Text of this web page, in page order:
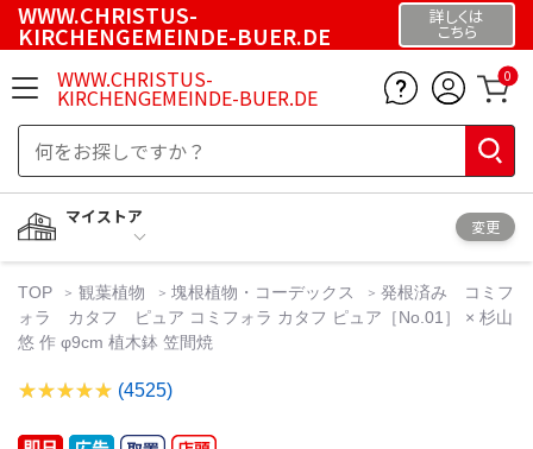
WWW.CHRISTUS-
KIRCHENGEMEINDE-BUER.DE
詳しくは
こちら
WWW.CHRISTUS-
KIRCHENGEMEINDE-BUER.DE
0
マイストア
変更
TOP 観葉植物 塊根植物・コーデックス
発根済み コミフ
ォラ カタフ ピュア コミフォラ カタフ ピュア［No.01］ × 杉山
悠 作 φ9cm 植木鉢 笠間焼
(4525)